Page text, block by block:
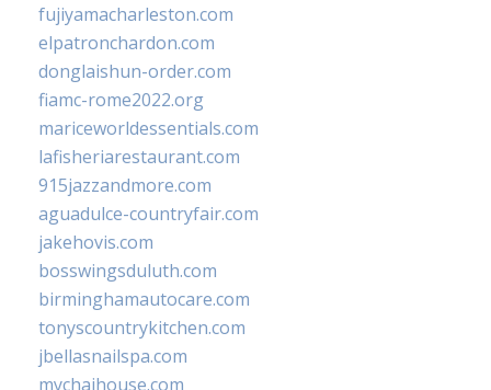
fujiyamacharleston.com
elpatronchardon.com
donglaishun-order.com
fiamc-rome2022.org
mariceworldessentials.com
lafisheriarestaurant.com
915jazzandmore.com
aguadulce-countryfair.com
jakehovis.com
bosswingsduluth.com
birminghamautocare.com
tonyscountrykitchen.com
jbellasnailspa.com
mychaihouse.com